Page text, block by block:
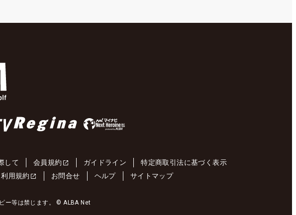
して 会員規約 ガイドライン
特定商取引法に基づく表示
用規約 お問合せ ヘルプ サイトマップ
ー等は禁じます。 © ALBA Net